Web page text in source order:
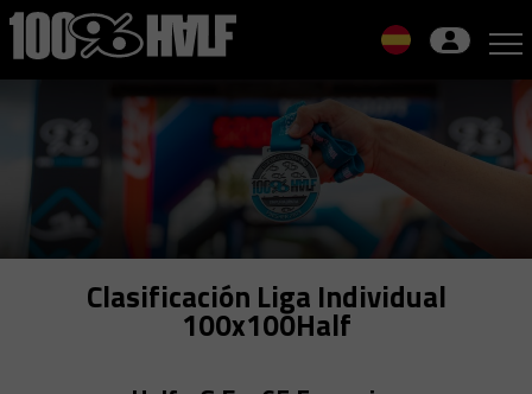
Skip
content
Clasificación Liga Individual
100x100Half